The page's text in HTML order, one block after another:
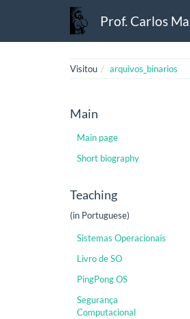
Prof. Carlos
Visitou arquivos_binarios
Main
Main page
Short biography
Teaching
(in Portuguese)
Sistemas Operacionais
Livro de SO
PingPong OS
Segurança
Computacional